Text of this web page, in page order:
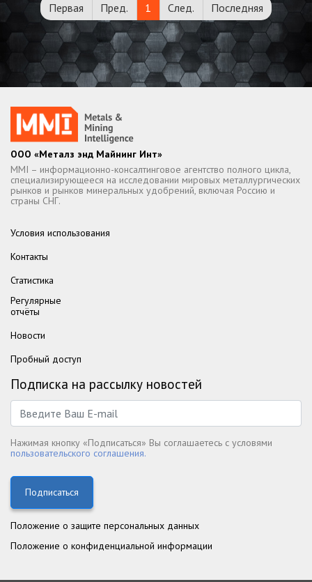
Первая Пред. 1 След. Последняя
ООО «Металз энд Майнинг Инт»
MMI – информационно-консалтинговое агентство полного цикла,
специализирующееся на исследовании мировых металлургических
рынков и рынков минеральных удобрений, включая Россию и
страны СНГ.
Условия использования
Контакты
Статистика
Регулярные
отчёты
Новости
Пробный доступ
Подписка на рассылку новостей
Нажимая кнопку «Подписаться» Вы соглашаетесь с условями
пользовательского соглашения.
Подписаться
Положение о защите персональных данных
Положение о конфиденциальной информации